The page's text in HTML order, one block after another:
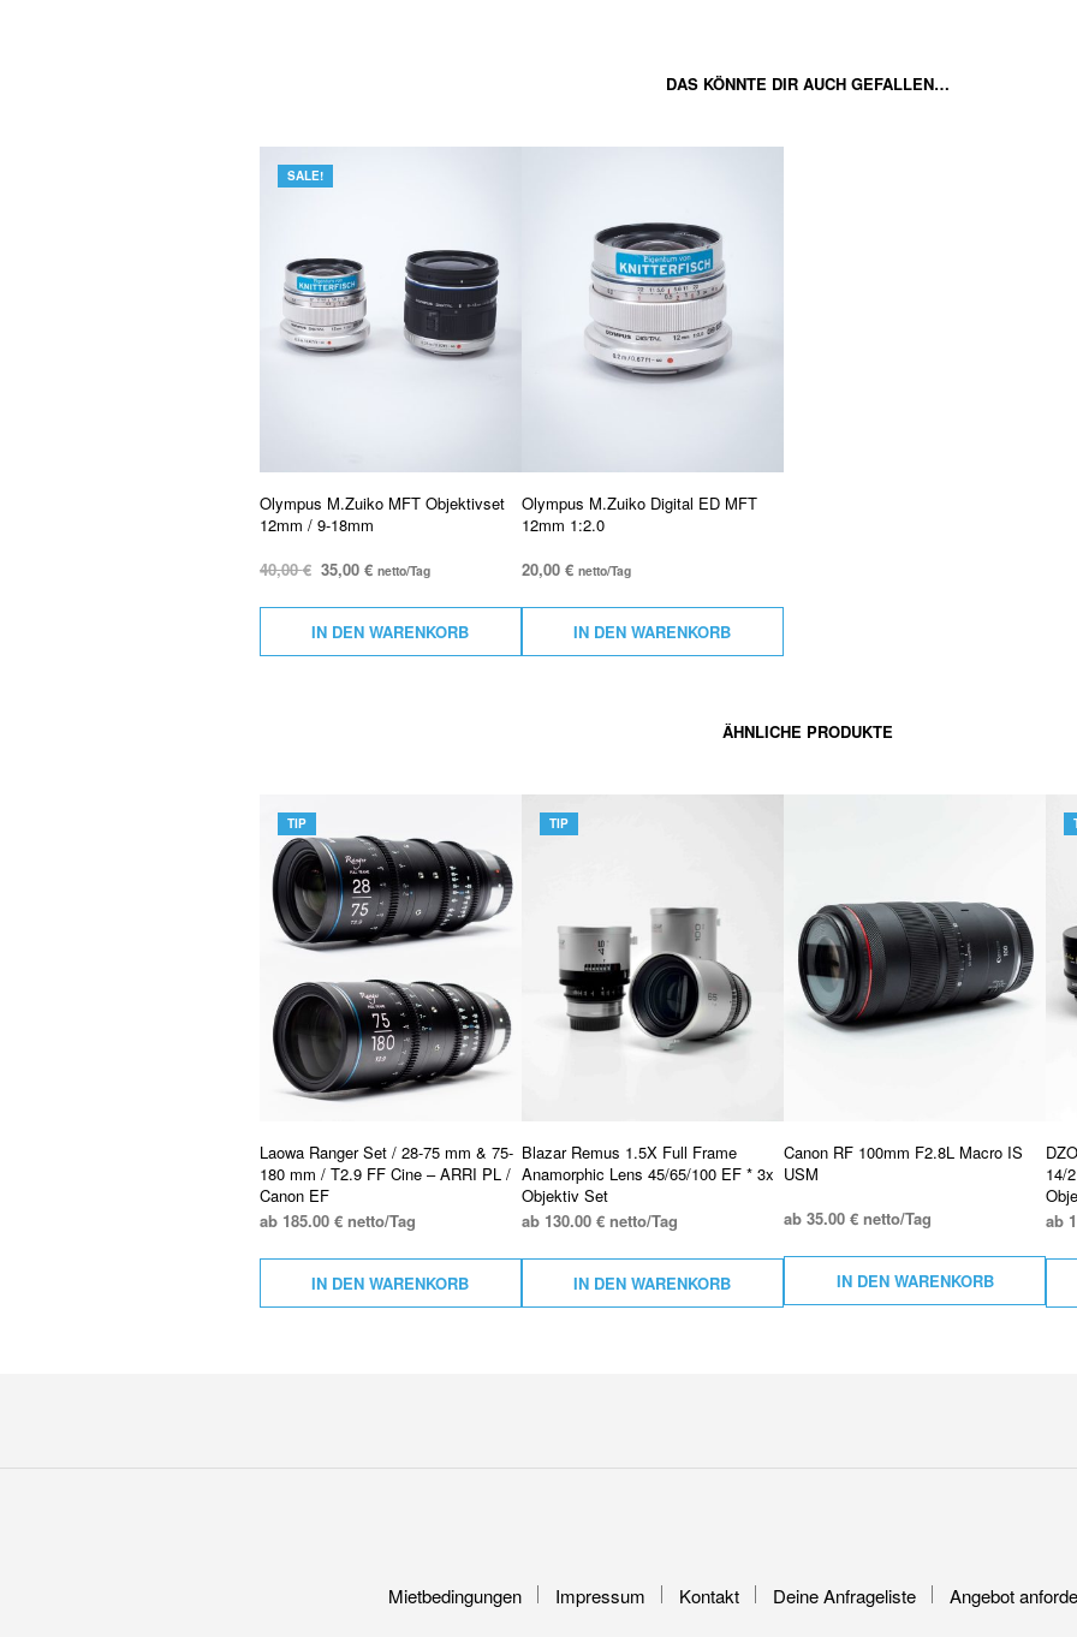
DAS KÖNNTE DIR AUCH GEFALLEN…
SALE!
Olympus M.Zuiko MFT Objektivset
12mm / 9-18mm
40,00€ 35,00 € netto/Tag
IN DEN WARENKORB
Olympus M.Zuiko Digital ED MFT
12mm 1:2.0
20,00 € netto/Tag
IN DEN WARENKORB
ÄHNLICHE PRODUKTE
Laowa Ranger Set / 28-75 mm & 75-
180 mm / T2.9 FF Cine – ARRI PL /
Canon EF
TIP
ab 185.00 € netto/Tag
IN DEN WARENKORB
Blazar Remus 1.5X Full Frame
Anamorphic Lens 45/65/100 EF * 3x
Objektiv Set
TIP
ab 130.00 € netto/Tag
IN DEN WARENKORB
Canon RF 100mm F2.8L Macro IS
USM
ab 35.00 € netto/Tag
IN DEN WARENKORB
14/
ab
Mietbedingungen Impressum Kontakt Deine Anfrageliste Angebot